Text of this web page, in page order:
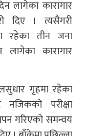
लागेका कारागार
दिए । त्यसैगरी
रहेका तीन जना
कारागार
गृहमा रहेका
नजिकको परीक्षा
गरिएको समन्वय